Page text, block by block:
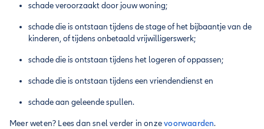
schade veroorzaakt door jouw woning;
schade die is ontstaan tijdens de stage of het bijbaantje van de
kinderen, of tijdens onbetaald vrijwilligerswerk;
schade die is ontstaan tijdens het logeren of oppassen;
schade die is ontstaan tijdens een vriendendienst en
schade aan geleende spullen.
Meer weten? Lees dan snel verder in onzevoorwaarden.